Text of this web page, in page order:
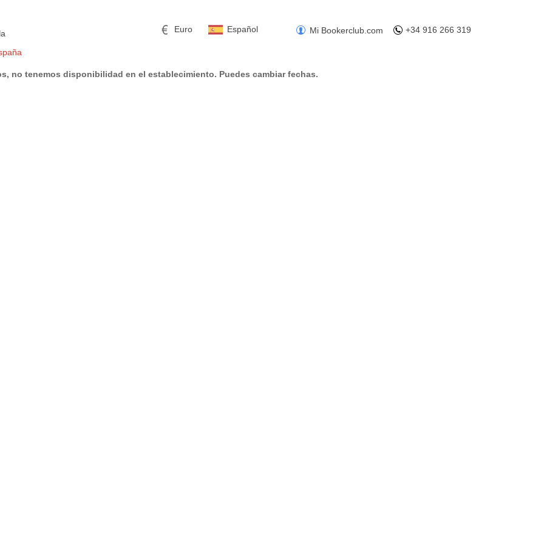
+34 916 266 319
Mi Bookerclub.com
Español
Euro
no tenemos disponibilidad en el establecimiento. Puedes cambiar fechas.